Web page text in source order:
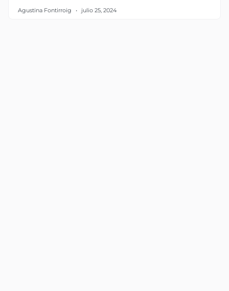
Agustina Fontirroig julio 25, 2024